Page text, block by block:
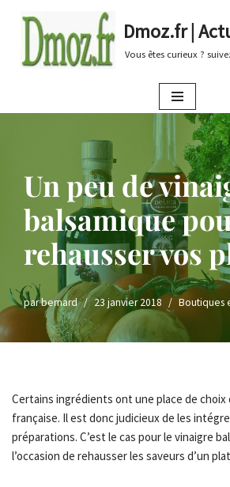
au
Dmoz.fr |
Vous êtes curieux ?
Un peu de
balsamique
rehausser vos
parbernard 23 janvier 2018 Boutiques
Certains ingrédients ont une place de choix
française. Il est donc judicieux de les
préparations. C’est le cas pour le vinaigre
l’occasion de rehausser les saveurs d’un